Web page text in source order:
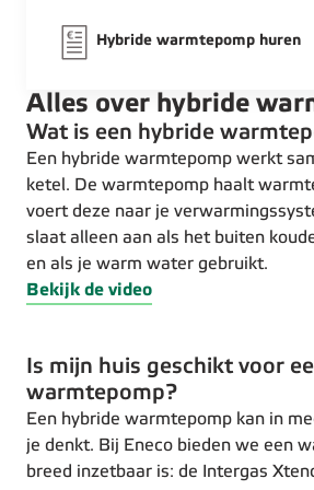
Hybride warmtepomp huren
Alles over hybride
Wat is een hybride
Een hybride warmtepomp werkt
ketel. De warmtepomp haalt
voert deze naar je
slaat alleen aan als het buiten
en als je warm water gebruikt.
Bekijk de video
Is mijn huis geschikt voor
warmtepomp?
Een hybride warmtepomp kan in
je denkt. Bij Eneco bieden we een
breed inzetbaar is: de Intergas